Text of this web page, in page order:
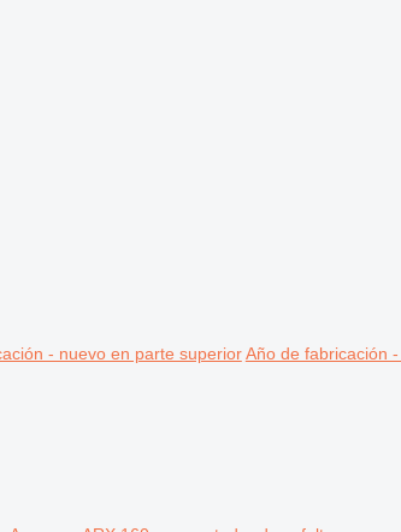
- nuevo en parte superior Año de fabricación